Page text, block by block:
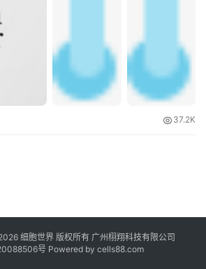
37.2K
细胞世界 版权所有 广州栩翔科技有限公司
号 Powered by cells88.com